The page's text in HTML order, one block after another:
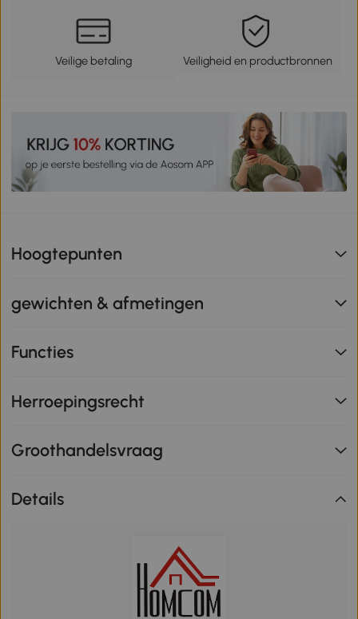
Veilige betaling Veiligheid en productbronnen
Hoogtepunten
gewichten & afmetingen
Functies
Herroepingsrecht
Groothandelsvraag
Details